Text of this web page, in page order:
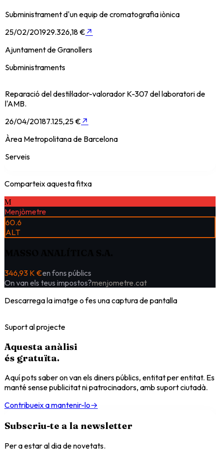
Subministrament d'un equip de cromatografia iònica
25/02/201929.326,18 € ↗
Ajuntament de Granollers
Subministraments
Reparació del destil·lador-valorador K-307 del laboratori de
l'AMB.
26/04/20187.125,25 € ↗
Àrea Metropolitana de Barcelona
Serveis
Comparteix aquesta fitxa
M
Menjòmetre
60.6
ALT
346,93 K €en fons públics
On van els teus impostos?menjometre.cat
Descarrega la imatge o fes una captura de pantalla
Suport al projecte
Aquesta anàlisi
és gratuïta.
Aquí pots saber on van els diners públics, entitat per entitat. Es
manté sense publicitat ni patrocinadors, amb suport ciutadà.
Contribueix a mantenir-lo→
Subscriu-te a la newsletter
Per a estar al dia de novetats.